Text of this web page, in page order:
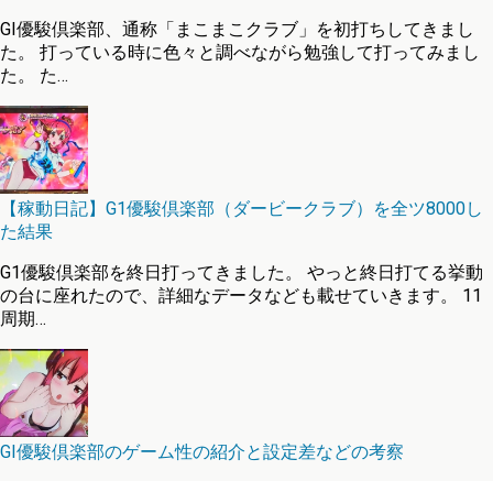
GI優駿倶楽部、通称「まこまこクラブ」を初打ちしてきまし
た。 打っている時に色々と調べながら勉強して打ってみまし
た。 た…
【稼動日記】G1優駿倶楽部（ダービークラブ）を全ツ8000し
た結果
G1優駿倶楽部を終日打ってきました。 やっと終日打てる挙動
の台に座れたので、詳細なデータなども載せていきます。 11
周期…
GI優駿倶楽部のゲーム性の紹介と設定差などの考察